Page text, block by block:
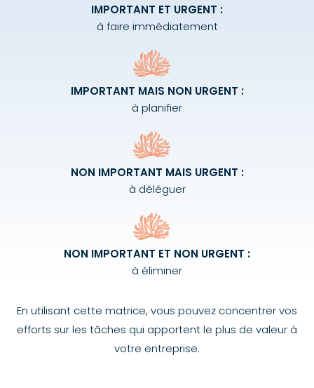
IMPORTANT ET URGENT :
à faire immédiatement
IMPORTANT MAIS NON URGENT :
à planifier
NON IMPORTANT MAIS URGENT :
à déléguer
NON IMPORTANT ET NON URGENT :
à éliminer
En utilisant cette matrice, vous pouvez concentrer vos
efforts sur les tâches qui apportent le plus de valeur à
votre entreprise.